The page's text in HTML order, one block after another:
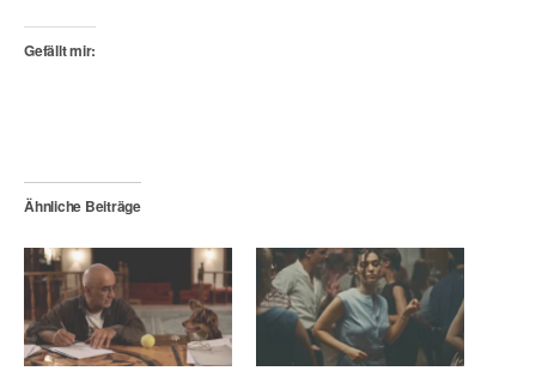
Gefällt mir:
Ähnliche Beiträge